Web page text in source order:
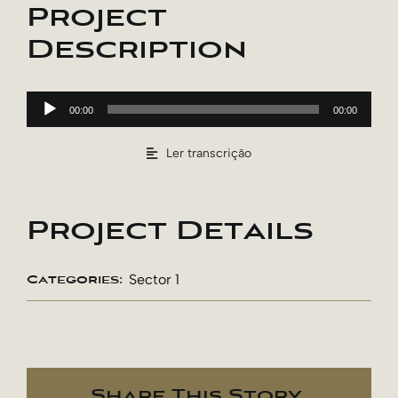
Project
Description
Reprodutor
áudio
00:00 00:00
Ler transcrição
Project Details
Categories: Sector 1